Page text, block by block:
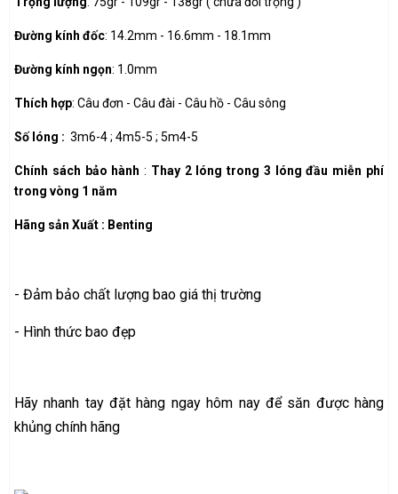
Đường kính đốc: 14.2mm - 16.6mm - 18.1mm
Đường kính ngọn: 1.0mm
Thích hợp: Câu đơn - Câu đài - Câu hồ - Câu sông
Số lóng : 3m6-4 ; 4m5-5 ; 5m4-5
Chính sách bảo hành : Thay 2 lóng trong 3 lóng đầu miễn phí
trong vòng 1 năm
Hãng sản Xuất : Benting
- Đảm bảo chất lượng bao giá thị trường
- Hình thức bao đẹp
Hãy nhanh tay đặt hàng ngay hôm nay để săn được hàng
khủng chính hãng